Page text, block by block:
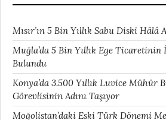
Mısır’ın 5 Bin Yıllık Sabu Diski Hâlâ
Muğla’da 5 Bin Yıllık Ege
Bulundu
Konya’da 3.500 Yıllık Luvice Mühür
Görevlisinin Adını Taşıyor
Moğolistan’daki Eski Türk Dönemi